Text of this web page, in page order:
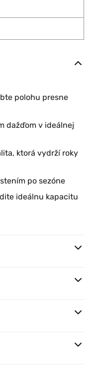
polohu presne
dažďom v ideálnej
ktorá vydrží roky
po sezóne
ideálnu kapacitu